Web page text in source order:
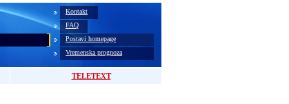
Kontakt
FAQ
Postavi homepage
Vremenska prognoza
TELETEXT